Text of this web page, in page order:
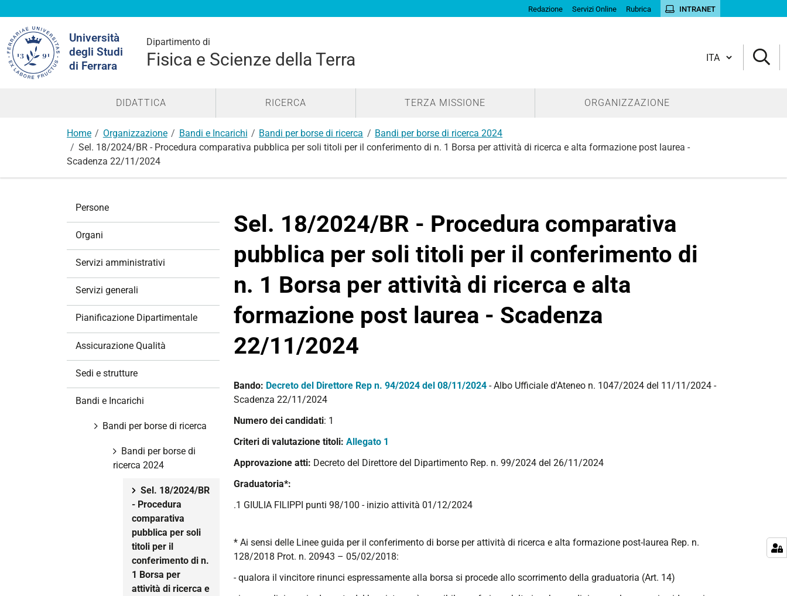
Redazione Servizi Online Rubrica INTRANET
Università
degli Studi
di Ferrara
Dipartimento di
Fisica e Scienze della Terra
nel
sito
Cambia lingua
DIDATTICA RICERCA TERZA MISSIONE ORGANIZZAZIONE
Home Organizzazione Bandi e Incarichi Bandi per borse di ricerca
Bandi per borse di ricerca 2024
Sel. 18/2024/BR - Procedura comparativa pubblica per soli titoli per il conferimento di n. 1 Borsa per attività di ricerca e alta formazione post laurea -
Scadenza 22/11/2024
Sel. 18/2024/BR - Procedura comparativa
pubblica per soli titoli per il conferimento di
n. 1 Borsa per attività di ricerca e alta
formazione post laurea - Scadenza
22/11/2024
Bando: Decreto del Direttore Rep n. 94/2024 del 08/11/2024 - Albo Ufficiale d'Ateneo n. 1047/2024 del 11/11/2024 -
Scadenza 22/11/2024
Numero dei candidati: 1
Criteri di valutazione titoli: Allegato 1
Approvazione atti: Decreto del Direttore del Dipartimento Rep. n. 99/2024 del 26/11/2024
Graduatoria*:
.1 GIULIA FILIPPI punti 98/100 - inizio attività 01/12/2024
* Ai sensi delle Linee guida per il conferimento di borse per attività di ricerca e alta formazione post-laurea Rep. n.
128/2018 Prot. n. 20943 – 05/02/2018:
- qualora il vincitore rinunci espressamente alla borsa si procede allo scorrimento della graduatoria (Art. 14)
Persone
Organi
Servizi amministrativi
Servizi generali
Pianificazione Dipartimentale
Assicurazione Qualità
Sedi e strutture
Bandi e Incarichi
Bandi per borse di ricerca
Bandi per borse di
ricerca 2024
Sel. 18/2024/BR
- Procedura
comparativa
pubblica per soli
titoli per il
conferimento di n.
1 Borsa per
attività di ricerca e